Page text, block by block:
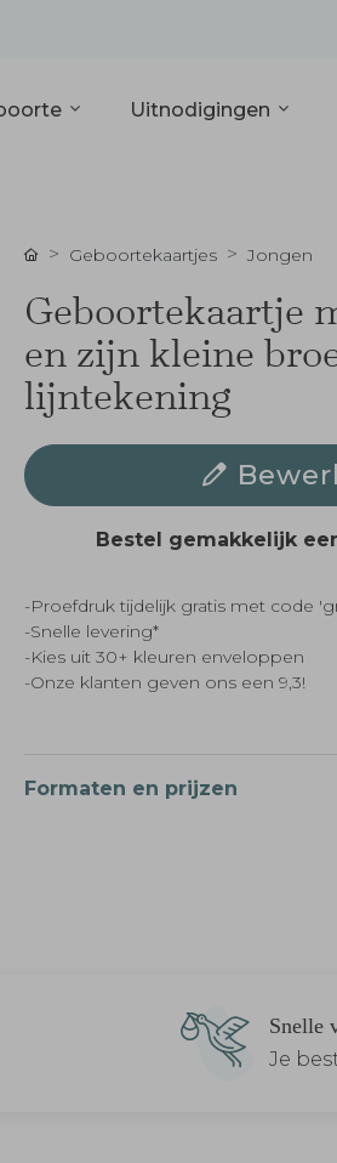
Uitnodigingen
Geboortekaartjes Jongen
Geboortekaartje
en zijn kleine
lijntekening
Bestel gemakkelijk
-Proefdruk tijdelijk gratis met code
-Snelle levering*
-Kies uit 30+ kleuren enveloppen
-Onze klanten geven ons een 9,3!
Formaten en prijzen
Snelle
Je